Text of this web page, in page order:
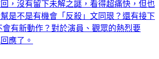
，沒有留下未解之謎，看得超痛快，但也
是不是有機會「反殺」文同珢？還有接下
會有新動作？對於演員、觀眾的熱烈要
應了。